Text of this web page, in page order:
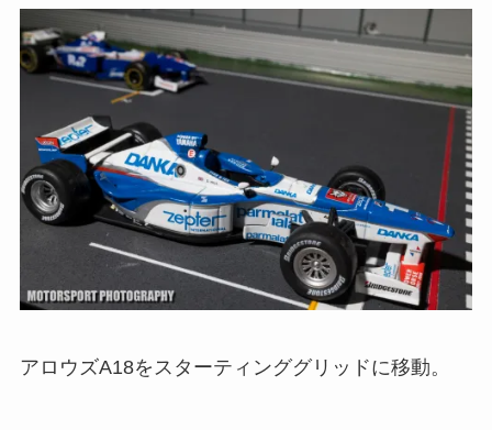
アロウズA18をスターティンググリッドに移動。